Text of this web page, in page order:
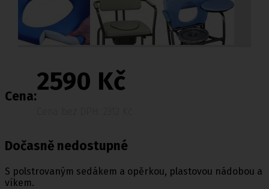
Cena:
2590 Kč
Dočasně nedostupné
S polstrovaným sedákem a opěrkou, plastovou nádobou a
víkem.